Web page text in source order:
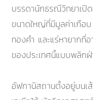
บรรดานักธรณีวิทยาเปิ
ขนาดใหญ่ที่มีมูลค่าเกือ
ทองคำ และแร่หายากที่
ของประเทศนี้แบบพลิกฝ่
อัฟกานิสถานตั้งอยู่บนเ